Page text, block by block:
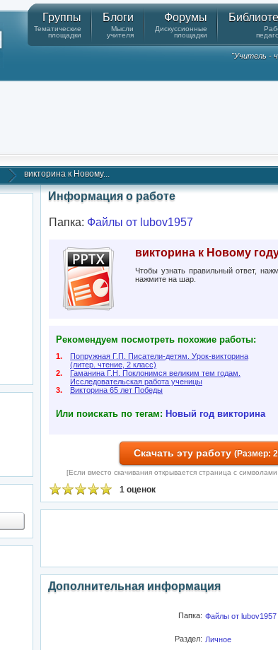
Группы
Тематические
площадки
Блоги
Мысли
учителя
Форумы
Дискуссионные
площадки
"Учитель -
викторина к Новому...
Информация о работе
Папка: Файлы от lubov1957
викторина к Новому
Чтобы узнать правильный ответ,
нажмите на шар.
Рекомендуем посмотреть похожие работы:
1.
Попружная Г.П. Писатели-детям. Урок-викторина
(литер. чтение, 2 класс)
2.
Гаманина Г.Н. Поклонимся великим тем годам.
Исследовательская работа ученицы
3.
Викторина 65 лет Победы
Или поискать по тегам: Новый год викторина
Скачать эту работу (Размер:
[Если вместо скачивания открывается страница с
1 оценок
Дополнительная информация
Папка: Файлы от lubov1957
Раздел: Личное